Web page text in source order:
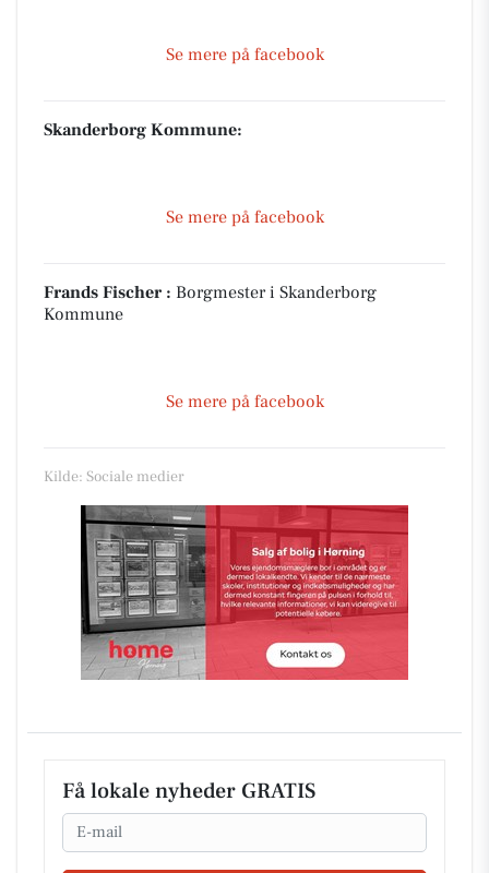
Se mere på facebook
Skanderborg Kommune:
Se mere på facebook
Frands Fischer : Borgmester i Skanderborg
Kommune
Se mere på facebook
Kilde: Sociale medier
Få lokale nyheder GRATIS
Email